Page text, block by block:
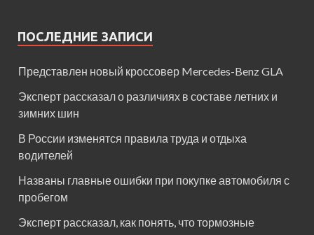
ПОСЛЕДНИЕ ЗАПИСИ
Представлен новый кроссовер Mercedes-Benz GLA
Эксперт рассказал о различиях в составе летних и
зимних шин
В России изменятся правила труда и отдыха
водителей
Названы главные ошибки при покупке автомобиля с
пробегом
Эксперт рассказал, как понять, что тормозные